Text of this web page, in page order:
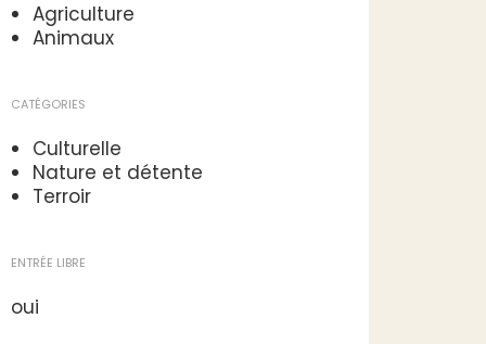
Agriculture
Animaux
CATÉGORIES
Culturelle
Nature et détente
Terroir
ENTRÉE LIBRE
oui